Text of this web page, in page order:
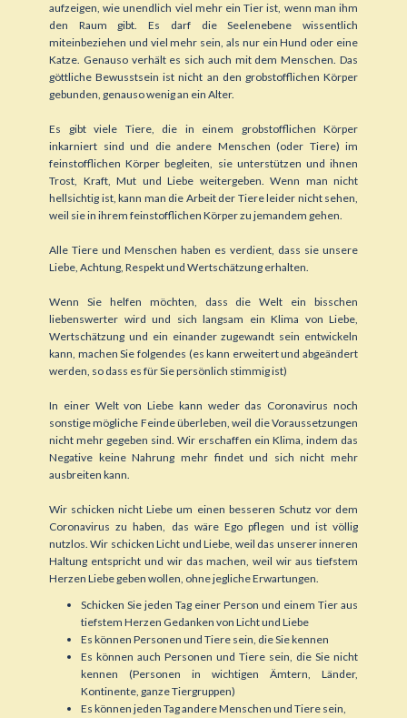
aufzeigen, wie unendlich viel mehr ein Tier ist, wenn man ihm
den Raum gibt. Es darf die Seelenebene wissentlich
miteinbeziehen und viel mehr sein, als nur ein Hund oder eine
Katze. Genauso verhält es sich auch mit dem Menschen. Das
göttliche Bewusstsein ist nicht an den grobstofflichen Körper
gebunden, genauso wenig an ein Alter.
Es gibt viele Tiere, die in einem grobstofflichen Körper
inkarniert sind und die andere Menschen (oder Tiere) im
feinstofflichen Körper begleiten, sie unterstützen und ihnen
Trost, Kraft, Mut und Liebe weitergeben. Wenn man nicht
hellsichtig ist, kann man die Arbeit der Tiere leider nicht sehen,
weil sie in ihrem feinstofflichen Körper zu jemandem gehen.
Alle Tiere und Menschen haben es verdient, dass sie unsere
Liebe, Achtung, Respekt und Wertschätzung erhalten.
Wenn Sie helfen möchten, dass die Welt ein bisschen
liebenswerter wird und sich langsam ein Klima von Liebe,
Wertschätzung und ein einander zugewandt sein entwickeln
kann, machen Sie folgendes (es kann erweitert und abgeändert
werden, so dass es für Sie persönlich stimmig ist)
In einer Welt von Liebe kann weder das Coronavirus noch
sonstige mögliche Feinde überleben, weil die Voraussetzungen
nicht mehr gegeben sind. Wir erschaffen ein Klima, indem das
Negative keine Nahrung mehr findet und sich nicht mehr
ausbreiten kann.
Wir schicken nicht Liebe um einen besseren Schutz vor dem
Coronavirus zu haben, das wäre Ego pflegen und ist völlig
nutzlos. Wir schicken Licht und Liebe, weil das unserer inneren
Haltung entspricht und wir das machen, weil wir aus tiefstem
Herzen Liebe geben wollen, ohne jegliche Erwartungen.
Schicken Sie jeden Tag einer Person und einem Tier aus
tiefstem Herzen Gedanken von Licht und Liebe
Es können Personen und Tiere sein, die Sie kennen
Es können auch Personen und Tiere sein, die Sie nicht
kennen (Personen in wichtigen Ämtern, Länder,
Kontinente, ganze Tiergruppen)
Es können jeden Tag andere Menschen und Tiere sein,